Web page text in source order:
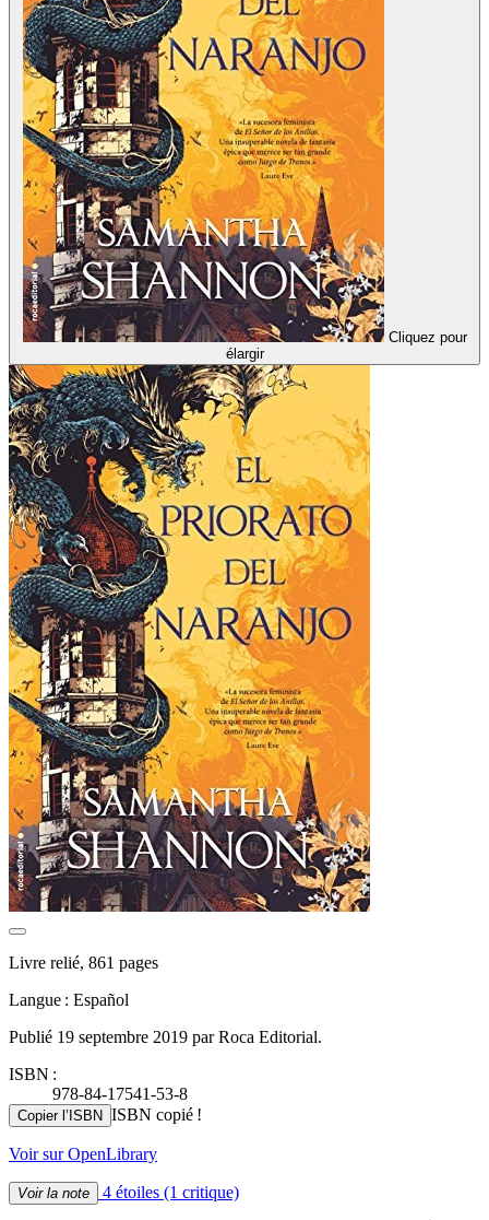
Cliquez pour
élargir
Livre relié, 861 pages
Langue : Español
Publié 19 septembre 2019 par Roca Editorial.
ISBN :
978-84-17541-53-8
Copier l’ISBN ISBN copié !
Voir sur OpenLibrary
Voir la note 4 étoiles (1 critique)